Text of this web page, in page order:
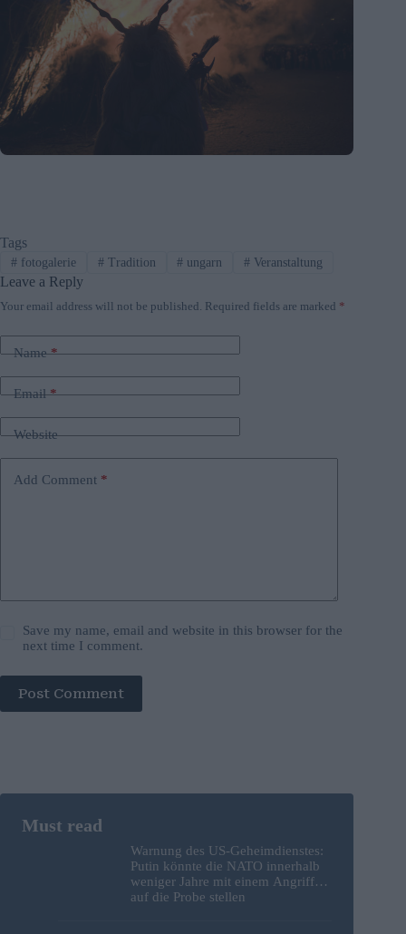
Tags
#fotogalerie #Tradition # ungarn # Veranstaltung
Leave a Reply
Your email address will not be published. Required fields are marked *
Name*
Email*
Website
Add Comment *
Save my name, email and website in this browser for the
next time I comment.
Post Comment
Warnung des US-Geheimdienstes:
Putin könnte die NATO innerhalb
weniger Jahre mit einem Angriff
auf die Probe stellen